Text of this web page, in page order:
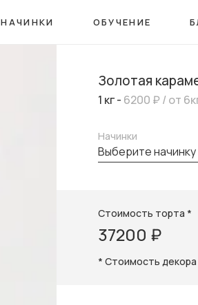
НАЧИНКИ ОБУЧЕНИЕ
Золотая
1 кг - 6200 ₽ / от
Начинки
выберите начинку
Стоимость торта *
37200 ₽
* Стоимость